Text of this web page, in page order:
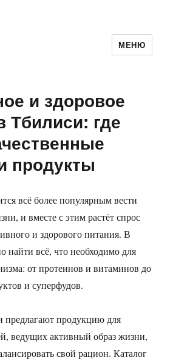
МЕНЮ
и здоровое
Тбилиси: где
продукты
всё более популярным вести
и вместе с этим растёт спрос
и здорового питания. В
найти всё, что необходимо для
от протеинов и витаминов до
и суперфудов.
продукцию для
ведущих активный образ жизни,
свой рацион. Каталог